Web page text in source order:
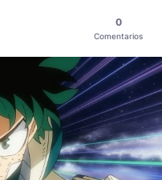
0
Comentarios